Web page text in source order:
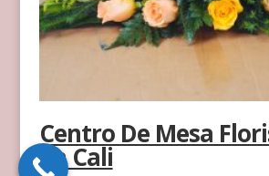
Centro De Mesa
en Cali